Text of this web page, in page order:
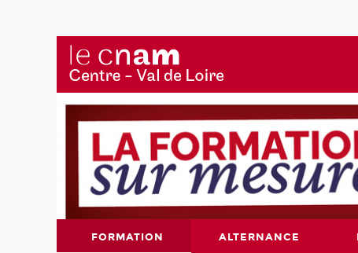
FORMATION ALTERNANCE